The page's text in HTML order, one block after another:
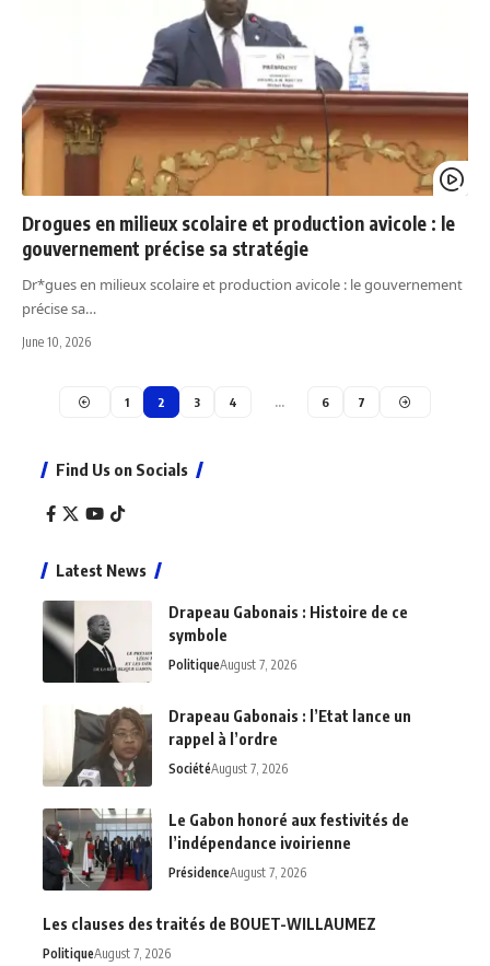
Drogues en milieux scolaire et production avicole : le
gouvernement précise sa stratégie
Dr*gues en milieux scolaire et production avicole : le gouvernement
précise sa…
June 10, 2026
1 2 3 4 … 6 7
Find Us on Socials
Latest News
Drapeau Gabonais : Histoire de ce
symbole
PolitiqueAugust 7, 2026
Drapeau Gabonais : l’Etat lance un
rappel à l’ordre
SociétéAugust 7, 2026
Le Gabon honoré aux festivités de
l’indépendance ivoirienne
PrésidenceAugust 7, 2026
Les clauses des traités de BOUET-WILLAUMEZ
PolitiqueAugust 7, 2026